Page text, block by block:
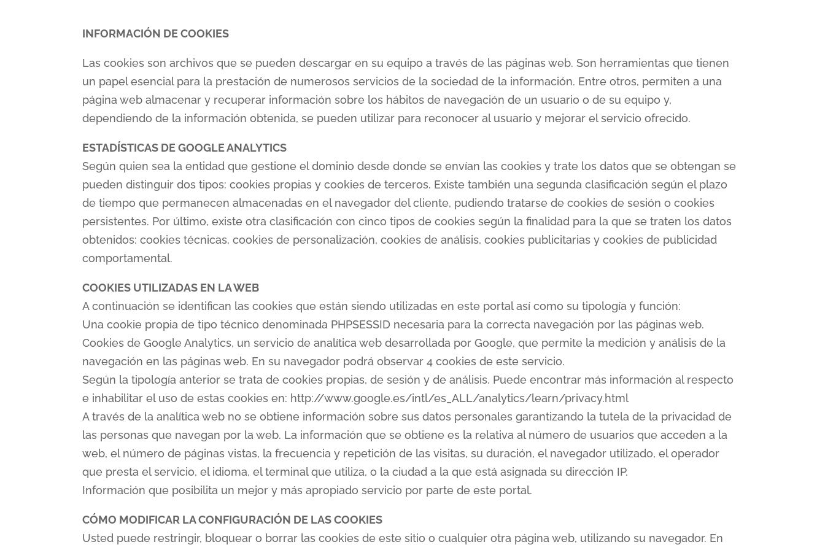
INFORMACIÓN DE COOKIES
Las cookies son archivos que se pueden descargar en su equipo a través de las páginas web. Son herramientas que tienen
un papel esencial para la prestación de numerosos servicios de la sociedad de la información. Entre otros, permiten a una
página web almacenar y recuperar información sobre los hábitos de navegación de un usuario o de su equipo y,
dependiendo de la información obtenida, se pueden utilizar para reconocer al usuario y mejorar el servicio ofrecido.
ESTADÍSTICAS DE GOOGLE ANALYTICS
Según quien sea la entidad que gestione el dominio desde donde se envían las cookies y trate los datos que se obtengan se
pueden distinguir dos tipos: cookies propias y cookies de terceros. Existe también una segunda clasificación según el plazo
de tiempo que permanecen almacenadas en el navegador del cliente, pudiendo tratarse de cookies de sesión o cookies
persistentes. Por último, existe otra clasificación con cinco tipos de cookies según la finalidad para la que se traten los datos
obtenidos: cookies técnicas, cookies de personalización, cookies de análisis, cookies publicitarias y cookies de publicidad
comportamental.
COOKIES UTILIZADAS EN LA WEB
A continuación se identifican las cookies que están siendo utilizadas en este portal así como su tipología y función:
Una cookie propia de tipo técnico denominada PHPSESSID necesaria para la correcta navegación por las páginas web.
Cookies de Google Analytics, un servicio de analítica web desarrollada por Google, que permite la medición y análisis de la
navegación en las páginas web. En su navegador podrá observar 4 cookies de este servicio.
Según la tipología anterior se trata de cookies propias, de sesión y de análisis. Puede encontrar más información al respecto
e inhabilitar el uso de estas cookies en: http://www.google.es/intl/es_ALL/analytics/learn/privacy.html
A través de la analítica web no se obtiene información sobre sus datos personales garantizando la tutela de la privacidad de
las personas que navegan por la web. La información que se obtiene es la relativa al número de usuarios que acceden a la
web, el número de páginas vistas, la frecuencia y repetición de las visitas, su duración, el navegador utilizado, el operador
que presta el servicio, el idioma, el terminal que utiliza, o la ciudad a la que está asignada su dirección IP.
Información que posibilita un mejor y más apropiado servicio por parte de este portal.
CÓMO MODIFICAR LA CONFIGURACIÓN DE LAS COOKIES
Usted puede restringir, bloquear o borrar las cookies de este sitio o cualquier otra página web, utilizando su navegador. En